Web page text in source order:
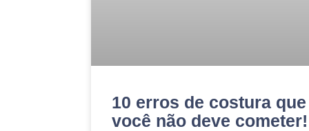
10 erros de costura que
você não deve cometer!